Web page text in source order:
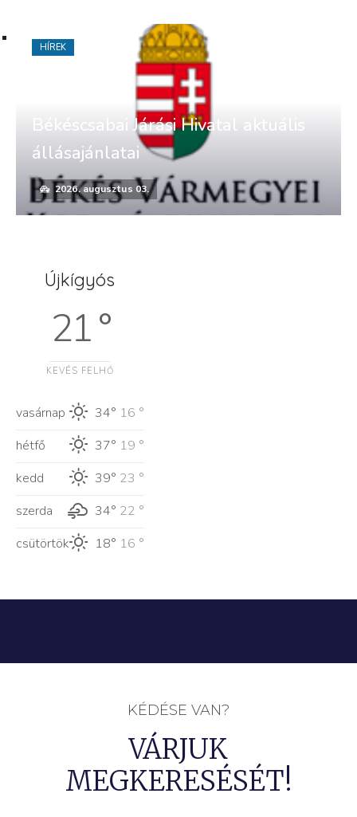
Békéscsabai Járási Hivatal aktuális
állásajánlatai
2026. augusztus 03.
HÍREK
Újkígyós
21 °
KEVÉS FELHŐ
vasárnap 34° 16 °
hétfő
37° 19 °
kedd
39° 23 °
szerda
34° 22 °
csütörtök
18° 16 °
KÉDÉSE VAN?
VÁRJUK
MEGKERESÉSÉT!